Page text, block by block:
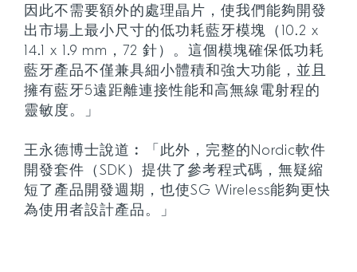
因此不需要額外的處理晶片，使我們能夠開發
出市場上最小尺寸的低功耗藍牙模塊（10.2 x
14.1 x 1.9 mm，72 針）。這個模塊確保低功耗
藍牙產品不僅兼具細小體積和強大功能，並且
擁有藍牙5遠距離連接性能和高無線電射程的
靈敏度。」
王永德博士說道︰「此外，完整的Nordic軟件
開發套件（SDK）提供了參考程式碼，無疑縮
短了產品開發週期，也使SG Wireless能夠更快
為使用者設計產品。」